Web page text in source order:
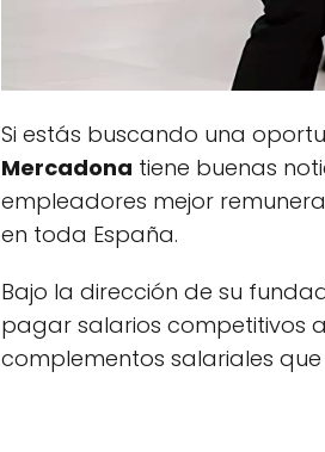
Si estás buscando una
Mercadona tiene buenas
empleadores mejor
en toda España.
Bajo la dirección de su
pagar salarios competitivos
complementos salariales